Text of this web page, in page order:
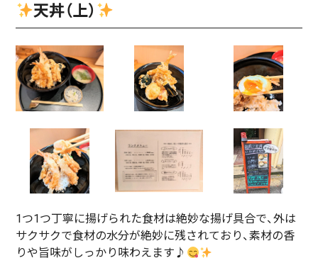
天丼（上）
1つ1つ丁寧に揚げられた食材は絶妙な揚げ具合で、外は
サクサクで食材の水分が絶妙に残されており、素材の香
りや旨味がしっかり味わえます♪